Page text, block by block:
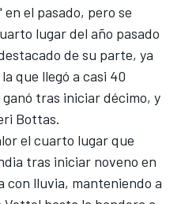
el pasado, pero se
lugar del año pasado
de su parte, ya
que llegó a casi 40
tras iniciar décimo, y
Bottas.
el cuarto lugar que
tras iniciar noveno en
con lluvia, manteniendo a